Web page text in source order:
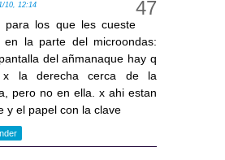
10, 12:14
para los que les cueste
en la parte del microondas:
del añmanaque hay q
x la derecha cerca de la
pero no en ella. x ahi estan
y el papel con la clave